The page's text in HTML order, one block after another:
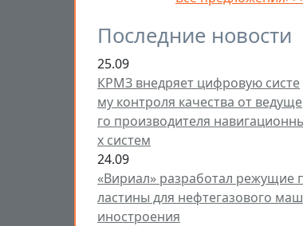
Последние новости
25.09
КРМЗ внедряет цифровую систе
му контроля качества от ведуще
го производителя
х систем
24.09
«Вириал» разработал режущие
ластины для нефтегазового маш
иностроения